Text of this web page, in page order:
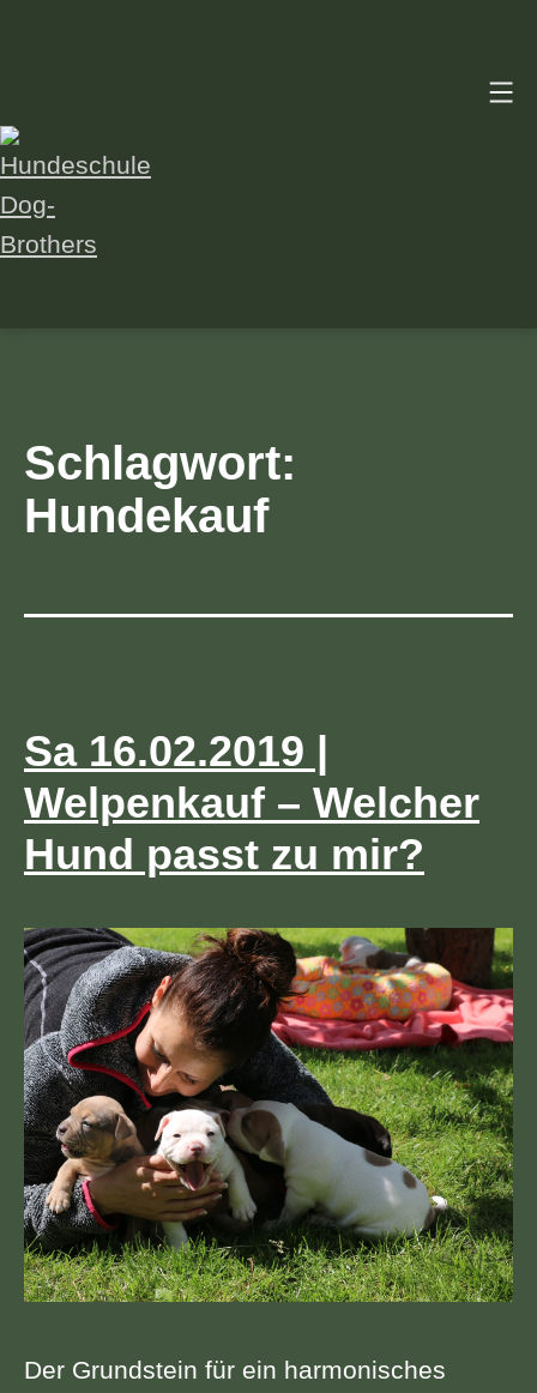
Schlagwort:
Hundekauf
Sa 16.02.2019 |
Welpenkauf – Welcher
Hund passt zu mir?
Der Grundstein für ein harmonisches